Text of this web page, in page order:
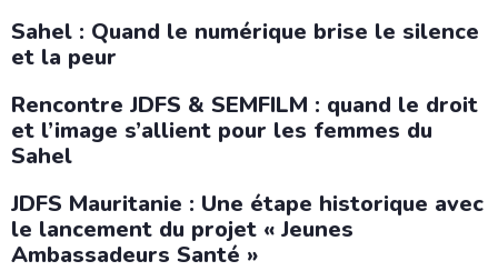
Sahel : Quand le numérique brise le silence
et la peur
Rencontre JDFS & SEMFILM : quand le droit
et l’image s’allient pour les femmes du
Sahel
JDFS Mauritanie : Une étape historique avec
le lancement du projet « Jeunes
Ambassadeurs Santé »